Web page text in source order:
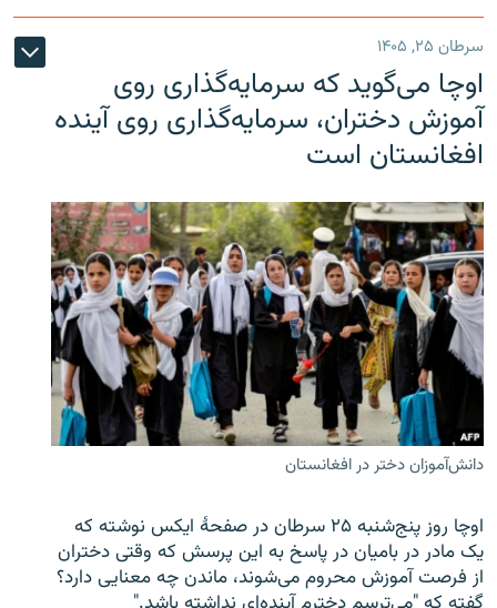
سرطان ۲۵, ۱۴۰۵
اوچا می‌گوید که سرمایه‌گذاری روی
آموزش دختران، سرمایه‌گذاری روی آینده
افغانستان است
دانش‌آموزان دختر در افغانستان
اوچا روز پنج‌شنبه ۲۵ سرطان در صفحۀ ایکس نوشته که
یک مادر در بامیان در پاسخ به این پرسش که وقتی دختران
از فرصت آموزش محروم می‌شوند، ماندن چه معنایی دارد؟